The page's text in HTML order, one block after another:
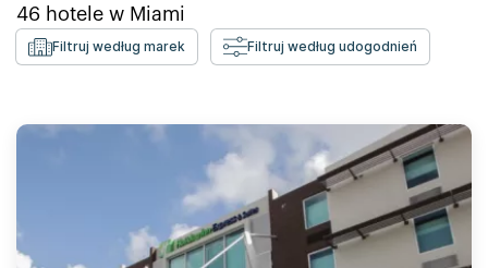
46 hotele w Miami
Filtruj według marek Filtruj według udogodnień